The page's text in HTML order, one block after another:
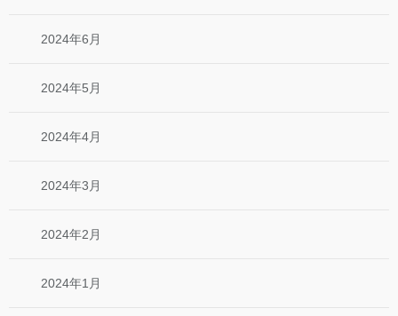
2024年6月
2024年5月
2024年4月
2024年3月
2024年2月
2024年1月